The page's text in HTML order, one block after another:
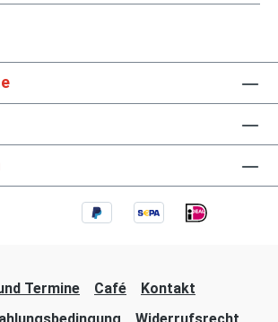
Termine Café
Kontakt